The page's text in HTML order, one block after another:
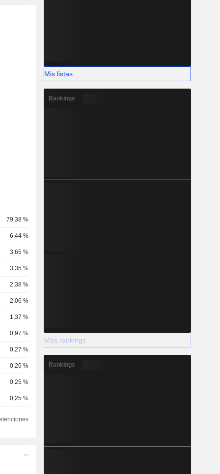
79,38 %
6,44 %
3,65 %
3,35 %
2,38 %
2,06 %
1,37 %
0,97 %
0,27 %
0,26 %
0,25 %
0,25 %
Mis listas
Rankings
Más rankings
Rankings